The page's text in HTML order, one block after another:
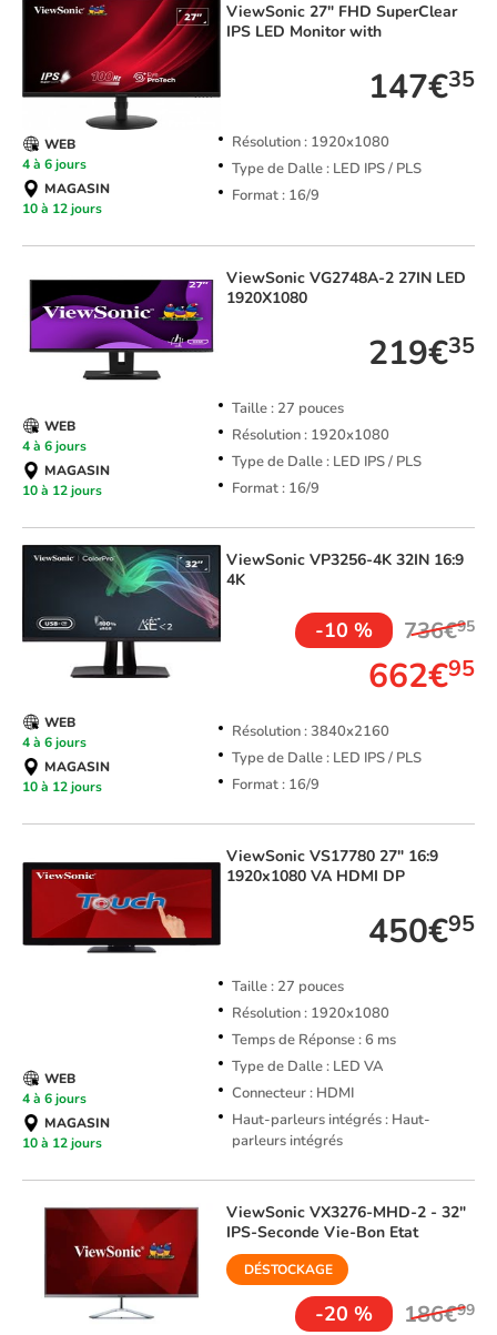
ViewSonic 27" FHD SuperClear
IPS LED Monitor with
147€35
Résolution : 1920x1080
Type de Dalle : LED IPS / PLS
Format : 16/9
WEB
4 à 6 jours
MAGASIN
10 à 12 jours
ViewSonic VG2748A-2 27IN LED
1920X1080
219€35
Taille : 27 pouces
Résolution : 1920x1080
Type de Dalle : LED IPS / PLS
Format : 16/9
WEB
4 à 6 jours
MAGASIN
10 à 12 jours
ViewSonic VP3256-4K 32IN 16:9
4K
-10 % 736€95
662€95
Résolution : 3840x2160
Type de Dalle : LED IPS / PLS
Format : 16/9
WEB
4 à 6 jours
MAGASIN
10 à 12 jours
ViewSonic VS17780 27" 16:9
1920x1080 VA HDMI DP
450€95
Taille : 27 pouces
Résolution : 1920x1080
Temps de Réponse : 6 ms
Type de Dalle : LED VA
Connecteur : HDMI
Haut-parleurs intégrés : Haut-
parleurs intégrés
WEB
4 à 6 jours
MAGASIN
10 à 12 jours
ViewSonic VX3276-MHD-2 - 32"
IPS-Seconde Vie-Bon Etat
DÉSTOCKAGE
-20 % 186€99